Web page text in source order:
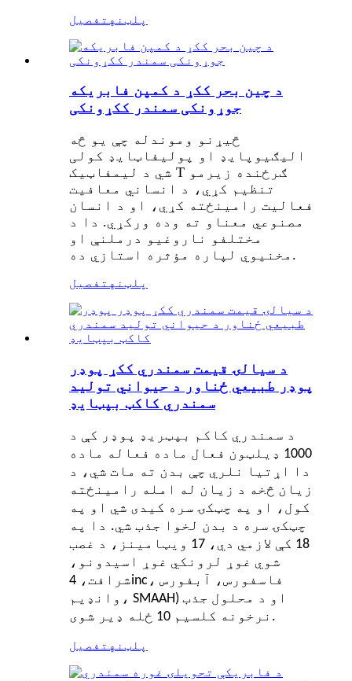
پلټنه تفصیل
د چین بحر ککړ د کمپن فابریکه
جوړونکی سمندر ککړونکی
څیړنو وموندله چې یو څه
الیګیوپایډ او پولیفاټایډ کولی
شي د لیمفاټیک T ګرځنده زیرمو
تنظیم کړي، د انساني معافیت
فعالیت رامینځته کړي، او د انسان
مصنوعي معناو ته وده ورکړي. دا د
مختلفو ناروغیو درملنې او
مخنیوي لپاره مؤثره استازي ده.
پلټنه تفصیل
د سیالۍ قیمت سمندري ککړ پوډر
پوډر طبیعي ځناور د حیواني تولید
سمندري کاکټ بپټایډ
د سمندري کاکم بپټریډ پوډر کې د
1000 ډیلټون فعال ماده فعاله ماده
دا اړتیا نلري چې بدن ته مات شي، د
زیان څخه د زیان له امله رامینځته
کول، او په چټکۍ سره کیدی شي او په
چټکۍ سره د بدن لخوا جذب شي. دا په
18 کې لازمي دي، 17 ویټامینز، د غصب
شوي غوړ لرونکي غوړ اسیدونو،
شرافت، 4inc، فاسفورس، آبفورس
وانډیم، SMAAH) او د محلول جذب
نرخونه کلسیم 10 ځله ډیر شوی.
پلټنه تفصیل